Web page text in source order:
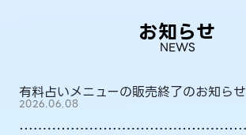
お知らせ
NEWS
有料占いメニューの販売終了のお知らせ
2026.06.08